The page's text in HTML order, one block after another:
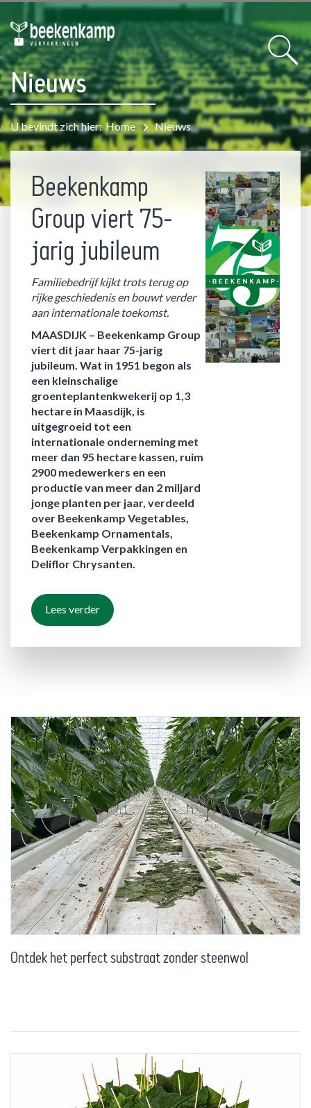
Nieuws
U bevindt zich hier: Home Nieuws
Beekenkamp
Group viert 75-
jarig jubileum
Familiebedrijf kijkt trots terug op
rijke geschiedenis en bouwt verder
aan internationale toekomst.
MAASDIJK – Beekenkamp Group
viert dit jaar haar 75-jarig
jubileum. Wat in 1951 begon als
een kleinschalige
groenteplantenkwekerij op 1,3
hectare in Maasdijk, is
uitgegroeid tot een
internationale onderneming met
meer dan 95 hectare kassen, ruim
2900 medewerkers en een
productie van meer dan 2 miljard
jonge planten per jaar, verdeeld
over Beekenkamp Vegetables,
Beekenkamp Ornamentals,
Beekenkamp Verpakkingen en
Deliflor Chrysanten.
Lees verder
Ontdek het perfect substraat zonder steenwol